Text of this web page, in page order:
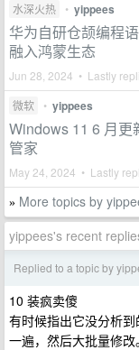
水深火热 • yippees
华为自研仓颉编程
融入鸿蒙生态
Jun 28, 2024 • Lastly
微软 • yippees
Windows 11 6 月更
管家
May 24, 2024 • Lastly
» More topics by
yippees's recent
Replied to a topic by
10 装疯卖傻
有时候指出它没分析
一遍，然后大批量修改